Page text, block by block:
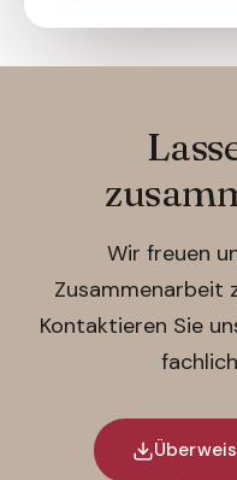
Wir freuen
Zusammenarbeit
Kontaktieren Sie